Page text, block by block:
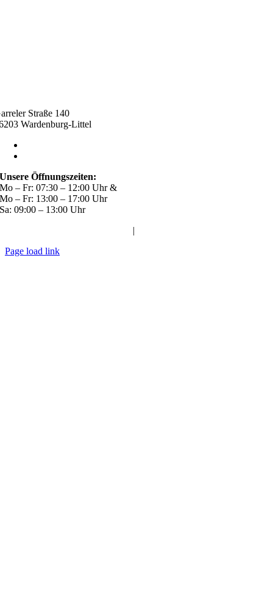
Straße 140
Wardenburg-Littel
Unsere Öffnungszeiten:
Mo – Fr: 07:30 – 12:00 Uhr &
Mo – Fr: 13:00 – 17:00 Uhr
Sa: 09:00 – 13:00 Uhr
|
Page load link